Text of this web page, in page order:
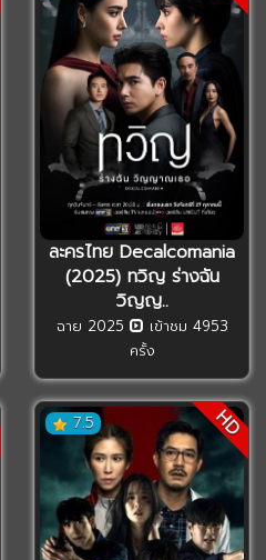
ละครไทย Decalcomania
(2025) ทวิญ ร่างฉัน
วิญญ..
ฉาย 2025
เข้าชม 4953
ครั้ง
7.5 HD